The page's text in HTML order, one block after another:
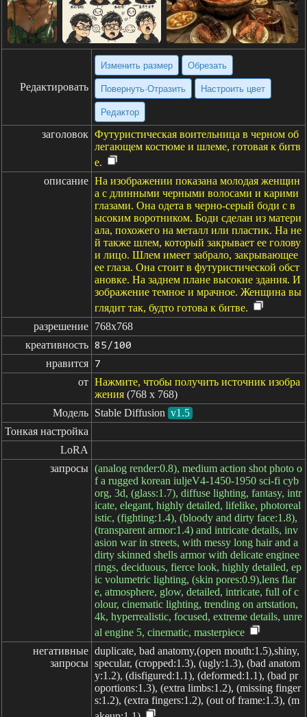
Редактировать
Изменить размер Обрезать
Повернуть·Отразить Настроить цвет
Редактор
заголовок Футуристическая воительница в черном об
легающем костюме и шлеме, готовая к битв
е.
описание На изображении показана молодая женщин
а с длинными черными волосами и карими
глазами. Она одета в черно-серый боди с в
ысоким воротником. Боди сделан из матери
ала, похожего на металл или пластик. На не
й также шлем, который закрывает ее голову
и лицо. Шлем имеет забрало, закрывающее
ее глаза. Она стоит в футуристической обст
ановке. На заднем плане высокие здания. И
зображение темное и мрачное. Женщина вы
глядит так, будто готова к битве.
разрешение 768x768
креативность 85/100
нравится 7
от Нажмите, чтобы получить источник изобра
жения (768 x 768)
Модель Stable Diffusion v1.5
Тонкая настройка
LoRA
запросы (analog render:0.8), medium action shot photo o
f a rugged korean iuljeV4-1450-1950 sci-fi cyb
org, 3d, (glass:1.7), diffuse lighting, fantasy, intr
icate, elegant, highly detailed, lifelike, photoreal
istic, (fighting:1.4), (bloody and dirty face:1.8),
(transparent armor:1.4) and intricate details, inv
asion war in streets, with messy long hair and a
dirty skinned shells armor with delicate enginee
rings, deciduous, fierce look, highly detailed, ep
ic volumetric lighting, (skin pores:0.9),lens flar
e, atmosphere, glow, detailed, intricate, full of c
olour, cinematic lighting, trending on artstation,
4k, hyperrealistic, focused, extreme details, unre
al engine 5, cinematic, masterpiece
негативные
запросы
duplicate, bad anatomy,(open mouth:1.5),shiny,
specular, (cropped:1.3), (ugly:1.3), (bad anatom
y:1.2), (disfigured:1.1), (deformed:1.1), (bad pr
oportions:1.3), (extra limbs:1.2), (missing finger
s:1.2), (extra fingers:1.2), (out of frame:1.3), (m